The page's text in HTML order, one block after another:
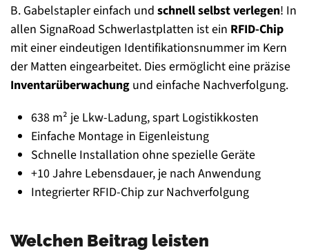
B. Gabelstapler einfach und schnell selbst verlegen! In
allen SignaRoad Schwerlastplatten ist ein RFID-Chip
mit einer eindeutigen Identifikationsnummer im Kern
der Matten eingearbeitet. Dies ermöglicht eine präzise
Inventarüberwachung und einfache Nachverfolgung.
638 m² je Lkw-Ladung, spart Logistikkosten
Einfache Montage in Eigenleistung
Schnelle Installation ohne spezielle Geräte
+10 Jahre Lebensdauer, je nach Anwendung
Integrierter RFID-Chip zur Nachverfolgung
Welchen Beitrag leisten